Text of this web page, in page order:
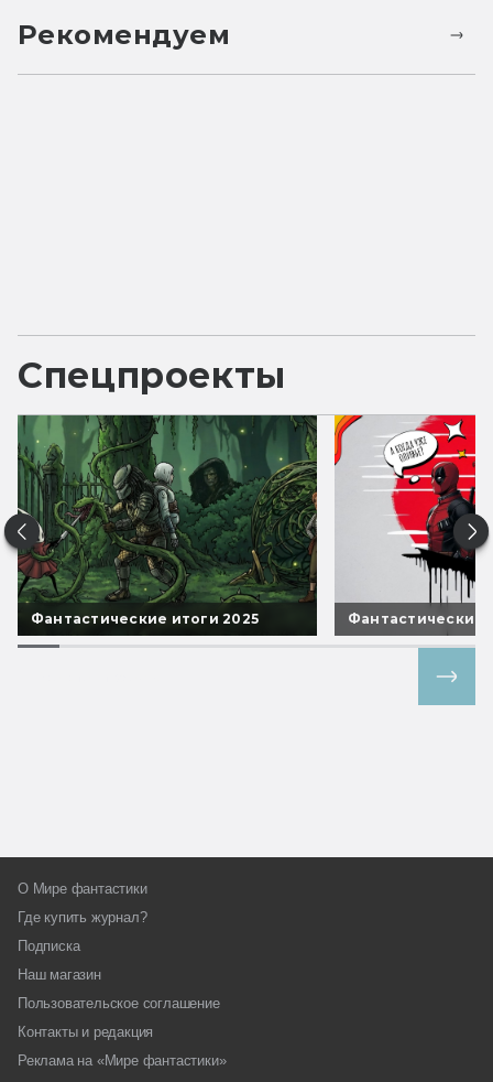
Рекомендуем
Спецпроекты
Фантастические итоги 2025 Фантастические
О Мире фантастики
Где купить журнал?
Подписка
Наш магазин
Пользовательское соглашение
Контакты и редакция
Реклама на «Мире фантастики»